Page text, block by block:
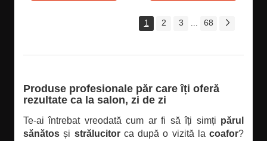
1 2 3 68
Produse profesionale păr care îți oferă
rezultate ca la salon, zi de zi
Te-ai întrebat vreodată cum ar fi să îți simți părul
sănătos și strălucitorca după o vizită la coafor?